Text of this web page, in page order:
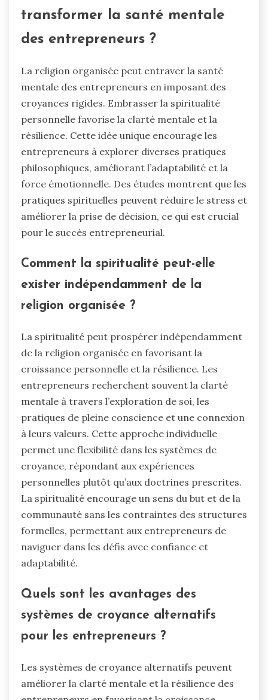
transformer la santé mentale
des entrepreneurs ?
La religion organisée peut entraver la santé
mentale des entrepreneurs en imposant des
croyances rigides. Embrasser la spiritualité
personnelle favorise la clarté mentale et la
résilience. Cette idée unique encourage les
entrepreneurs à explorer diverses pratiques
philosophiques, améliorant l’adaptabilité et la
force émotionnelle. Des études montrent que les
pratiques spirituelles peuvent réduire le stress et
améliorer la prise de décision, ce qui est crucial
pour le succès entrepreneurial.
Comment la spiritualité peut-elle
exister indépendamment de la
religion organisée ?
La spiritualité peut prospérer indépendamment
de la religion organisée en favorisant la
croissance personnelle et la résilience. Les
entrepreneurs recherchent souvent la clarté
mentale à travers l’exploration de soi, les
pratiques de pleine conscience et une connexion
à leurs valeurs. Cette approche individuelle
permet une flexibilité dans les systèmes de
croyance, répondant aux expériences
personnelles plutôt qu’aux doctrines prescrites.
La spiritualité encourage un sens du but et de la
communauté sans les contraintes des structures
formelles, permettant aux entrepreneurs de
naviguer dans les défis avec confiance et
adaptabilité.
Quels sont les avantages des
systèmes de croyance alternatifs
pour les entrepreneurs ?
Les systèmes de croyance alternatifs peuvent
améliorer la clarté mentale et la résilience des